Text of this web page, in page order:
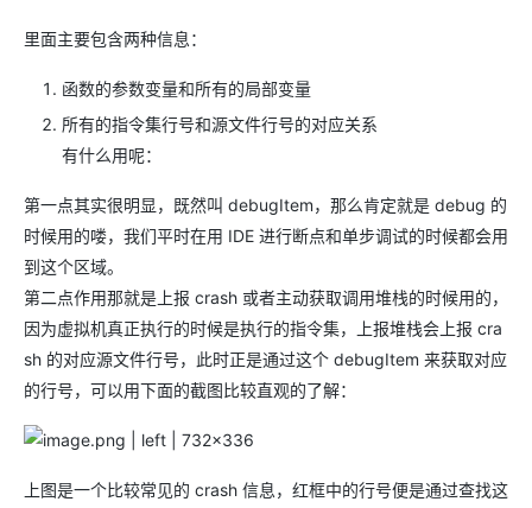
里面主要包含两种信息：
函数的参数变量和所有的局部变量
所有的指令集行号和源文件行号的对应关系
有什么用呢：
第一点其实很明显，既然叫 debugItem，那么肯定就是 debug 的
时候用的喽，我们平时在用 IDE 进行断点和单步调试的时候都会用
到这个区域。
第二点作用那就是上报 crash 或者主动获取调用堆栈的时候用的，
因为虚拟机真正执行的时候是执行的指令集，上报堆栈会上报 cra
sh 的对应源文件行号，此时正是通过这个 debugItem 来获取对应
的行号，可以用下面的截图比较直观的了解：
上图是一个比较常见的 crash 信息，红框中的行号便是通过查找这